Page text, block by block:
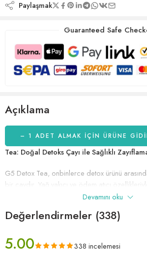
Paylaşmak
Guaranteed Safe
Açıklama
– 1 ADET ALMAK IÇIN ÜRÜNE
Tea: Doğal Detoks Çayı ile Sağlıklı
G5 Detox Tea, onbinlerce detox ürünü
bir çaydır. Yağ yakıcı ve ödem atıcı
aynı zamanda su ihtiyacını arttırarak
bileşenlerle kaliteli bir detoks çayıdır.
seçilen bitkiler, vücudunuzu toksinlerden
Devamını oku
Değerlendirmeler (338)
5.00 338 incelemesi